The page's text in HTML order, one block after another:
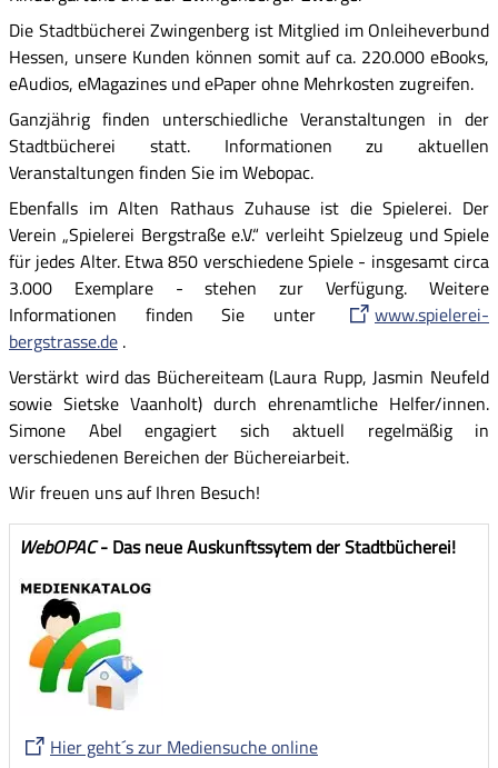
Die Stadtbücherei Zwingenberg ist Mitglied im Onleiheverbund
Hessen, unsere Kunden können somit auf ca. 220.000 eBooks,
eAudios, eMagazines und ePaper ohne Mehrkosten zugreifen.
Ganzjährig finden unterschiedliche Veranstaltungen in der
Stadtbücherei statt. Informationen zu aktuellen
Veranstaltungen finden Sie im Webopac.
Ebenfalls im Alten Rathaus Zuhause ist die Spielerei. Der
Verein „Spielerei Bergstraße e.V.“ verleiht Spielzeug und Spiele
für jedes Alter. Etwa 850 verschiedene Spiele - insgesamt circa
3.000 Exemplare - stehen zur Verfügung. Weitere
Informationen finden Sie unter
www.spielerei-
bergstrasse.de .
Verstärkt wird das Büchereiteam (Laura Rupp, Jasmin Neufeld
sowie Sietske Vaanholt) durch ehrenamtliche Helfer/innen.
Simone Abel engagiert sich aktuell regelmäßig in
verschiedenen Bereichen der Büchereiarbeit.
Wir freuen uns auf Ihren Besuch!
WebOPAC- Das neue Auskunftssytem der Stadtbücherei!
Hier geht´s zur Mediensuche online